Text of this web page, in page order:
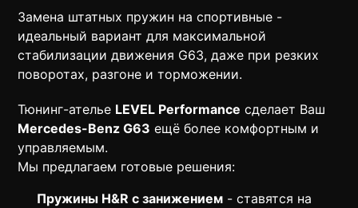
Замена штатных пружин на спортивные -
идеальный вариант для максимальной
стабилизации движения G63, даже при резких
поворотах, разгоне и торможении.
Тюнинг-ателье LEVEL Performance сделает Ваш
Mercedes-Benz G63 ещё более комфортным и
управляемым.
Мы предлагаем готовые решения:
Пружины H&R с занижением - ставятся на